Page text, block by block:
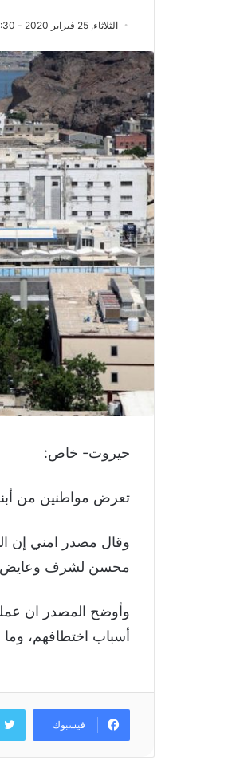
الثلاثاء, 25 فبراير 2020 - 10:30 ص
حيروت- خاص:
تعرض مواطنين من
محسن لشرف
وأوضح المصدر ان
أسباب اختطافهم، وما
فيسبوك